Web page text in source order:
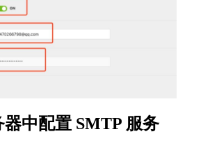
中配置 SMTP 服务